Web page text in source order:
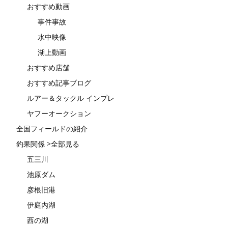
おすすめ動画
事件事故
水中映像
湖上動画
おすすめ店舗
おすすめ記事ブログ
ルアー＆タックル インプレ
ヤフーオークション
全国フィールドの紹介
釣果関係 >全部見る
五三川
池原ダム
彦根旧港
伊庭内湖
西の湖